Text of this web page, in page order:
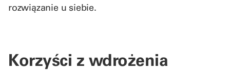
rozwiązanie u siebie.
Korzyści z wdrożenia